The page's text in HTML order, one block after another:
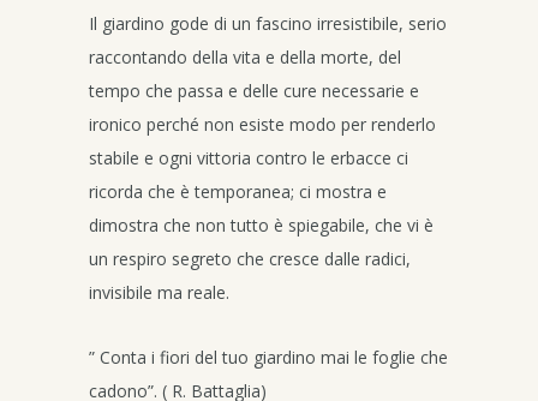
Il giardino gode di un fascino irresistibile, serio
raccontando della vita e della morte, del
tempo che passa e delle cure necessarie e
ironico perché non esiste modo per renderlo
stabile e ogni vittoria contro le erbacce ci
ricorda che è temporanea; ci mostra e
dimostra che non tutto è spiegabile, che vi è
un respiro segreto che cresce dalle radici,
invisibile ma reale.
” Conta i fiori del tuo giardino mai le foglie che
cadono”. ( R. Battaglia)